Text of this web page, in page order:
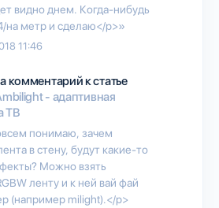
видно днем. Когда-нибудь
на метр и сделаю</p>»
11:46
комментарий к статье
- адаптивная
ТВ
понимаю, зачем
в стену, будут какие-то
Можно взять
ленту и к ней вай фай
(например milight).</p>